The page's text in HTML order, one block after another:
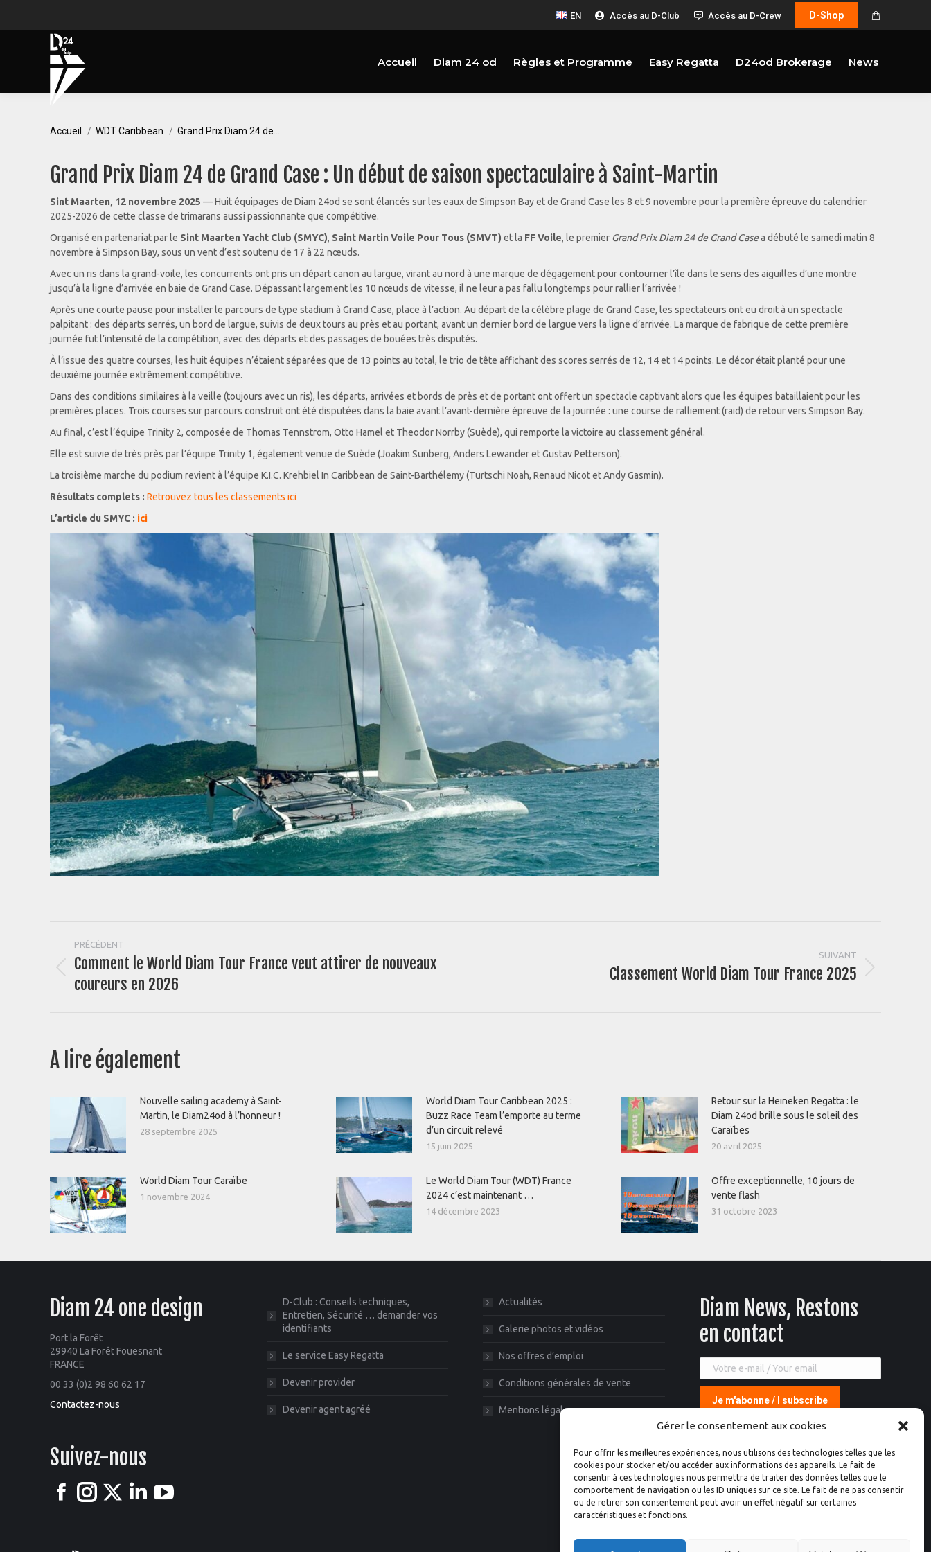
Gérer le consentement aux cookies
Pour offrir les meilleures expériences, nous utilisons des technologies telles que les
cookies pour stocker et/ou accéder aux informations des appareils. Le fait de
consentir à ces technologies nous permettra de traiter des données telles que le
comportement de navigation ou les ID uniques sur ce site. Le fait de ne pas consentir
ou de retirer son consentement peut avoir un effet négatif sur certaines
caractéristiques et fonctions.
EN Accès au D-Club Accès au D-Crew D-Shop
Accueil Diam 24 od Règles et Programme Easy Regatta D24od Brokerage News
Accueil WDT Caribbean Grand Prix Diam 24 de…
Grand Prix Diam 24 de Grand Case : Un début de saison spectaculaire à Saint-Martin
Sint Maarten, 12 novembre 2025 — Huit équipages de Diam 24od se sont élancés sur les eaux de Simpson Bay et de Grand Case les 8 et 9 novembre pour la première épreuve du calendrier
2025-2026 de cette classe de trimarans aussi passionnante que compétitive.
Organisé en partenariat par le Sint Maarten Yacht Club (SMYC), Saint Martin Voile Pour Tous (SMVT) et la FF Voile, le premier Grand Prix Diam 24 de Grand Casea débuté le samedi matin 8
novembre à Simpson Bay, sous un vent d’est soutenu de 17 à 22 nœuds.
Avec un ris dans la grand-voile, les concurrents ont pris un départ canon au largue, virant au nord à une marque de dégagement pour contourner l’île dans le sens des aiguilles d’une montre
jusqu’à la ligne d’arrivée en baie de Grand Case. Dépassant largement les 10 nœuds de vitesse, il ne leur a pas fallu longtemps pour rallier l’arrivée !
Après une courte pause pour installer le parcours de type stadium à Grand Case, place à l’action. Au départ de la célèbre plage de Grand Case, les spectateurs ont eu droit à un spectacle
palpitant : des départs serrés, un bord de largue, suivis de deux tours au près et au portant, avant un dernier bord de largue vers la ligne d’arrivée. La marque de fabrique de cette première
journée fut l’intensité de la compétition, avec des départs et des passages de bouées très disputés.
À l’issue des quatre courses, les huit équipes n’étaient séparées que de 13 points au total, le trio de tête affichant des scores serrés de 12, 14 et 14 points. Le décor était planté pour une
deuxième journée extrêmement compétitive.
Dans des conditions similaires à la veille (toujours avec un ris), les départs, arrivées et bords de près et de portant ont offert un spectacle captivant alors que les équipes bataillaient pour les
premières places. Trois courses sur parcours construit ont été disputées dans la baie avant l’avant-dernière épreuve de la journée : une course de ralliement (raid) de retour vers Simpson Bay.
Au final, c’est l’équipe Trinity 2, composée de Thomas Tennstrom, Otto Hamel et Theodor Norrby (Suède), qui remporte la victoire au classement général.
Elle est suivie de très près par l’équipe Trinity 1, également venue de Suède (Joakim Sunberg, Anders Lewander et Gustav Petterson).
La troisième marche du podium revient à l’équipe K.I.C. Krehbiel In Caribbean de Saint-Barthélemy (Turtschi Noah, Renaud Nicot et Andy Gasmin).
Résultats complets : Retrouvez tous les classements ici
L’article du SMYC : ici
Navigation
article
PRÉCÉDENT
Article
précédent
Comment le World Diam Tour France veut attirer de nouveaux
coureurs en 2026
SUIVANT
Classement World Diam Tour France 2025
A lire également
Nouvelle sailing academy à Saint-
Martin, le Diam24od à l’honneur !
28 septembre 2025
World Diam Tour Caribbean 2025 :
Buzz Race Team l’emporte au terme
d’un circuit relevé
15 juin 2025
Retour sur la Heineken Regatta : le
Diam 24od brille sous le soleil des
Caraïbes
20 avril 2025
World Diam Tour Caraïbe
1 novembre 2024
Le World Diam Tour (WDT) France
2024 c’est maintenant …
14 décembre 2023
Offre exceptionnelle, 10 jours de
vente flash
31 octobre 2023
Diam 24 one design
Port la Forêt
29940 La Forêt Fouesnant
FRANCE
00 33 (0)2 98 60 62 17
Contactez-nous
D-Club : Conseils techniques,
Entretien, Sécurité … demander vos
identifiants
Le service Easy Regatta
Devenir provider
Devenir agent agréé
Actualités
Galerie photos et vidéos
Nos offres d’emploi
Conditions générales de vente
Mentions légales
Diam News, Restons
en contact
Suivez-nous
Facebook
Instagram
X LinkedIn
YouTube